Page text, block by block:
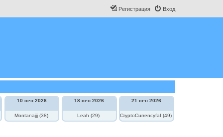
Вход
Регистрация
10 сен 2026
Montanajjj (38)
18 сен 2026
Leah (29)
21 сен 2026
CryptoCurrencyfaf (49)